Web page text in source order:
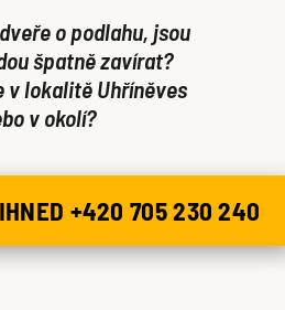
o podlahu, jsou
špatně zavírat?
v lokalitě Uhříněves
v okolí?
+420 705 230 240